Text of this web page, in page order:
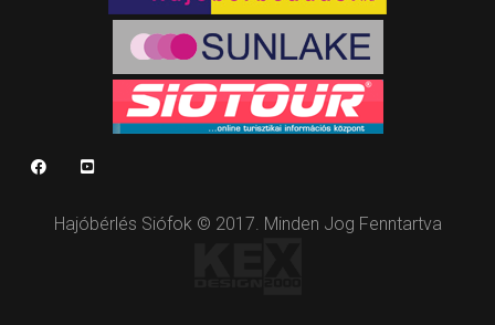
Hajóbérlés Siófok © 2017. Minden Jog Fenntartva